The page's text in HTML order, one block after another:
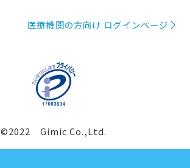
医療機関の方向け ログインページ
©2022 Gimic Co.,Ltd.